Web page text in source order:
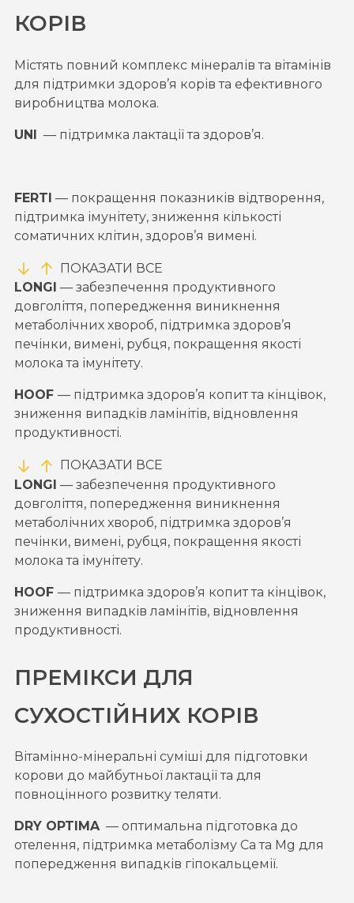
КОРІВ
Містять повний комплекс мінералів та вітамінів
для підтримки здоров’я корів та ефективного
виробництва молока.
UNI — підтримка лактації та здоров’я.
FERTI — покращення показників відтворення,
підтримка імунітету, зниження кількості
соматичних клітин, здоров’я вимені.
ПОКАЗАТИ ВСЕ
LONGI — забезпечення продуктивного
довголіття, попередження виникнення
метаболічних хвороб, підтримка здоров’я
печінки, вимені, рубця, покращення якості
молока та імунітету.
HOOF — підтримка здоров’я копит та кінцівок,
зниження випадків ламінітів, відновлення
продуктивності.
ПОКАЗАТИ ВСЕ
LONGI — забезпечення продуктивного
довголіття, попередження виникнення
метаболічних хвороб, підтримка здоров’я
печінки, вимені, рубця, покращення якості
молока та імунітету.
HOOF — підтримка здоров’я копит та кінцівок,
зниження випадків ламінітів, відновлення
продуктивності.
ПРЕМІКСИ ДЛЯ
СУХОСТІЙНИХ КОРІВ
Вітамінно-мінеральні суміші для підготовки
корови до майбутньої лактації та для
повноцінного розвитку теляти.
DRY OPTIMA— оптимальна підготовка до
отелення, підтримка метаболізму Са та Mg для
попередження випадків гіпокальцемії.